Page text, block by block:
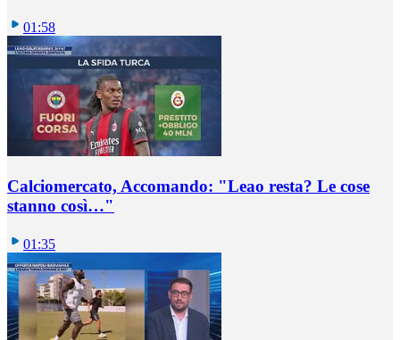
01:58
Calciomercato, Accomando: "Leao resta? Le cose
stanno così…"
01:35